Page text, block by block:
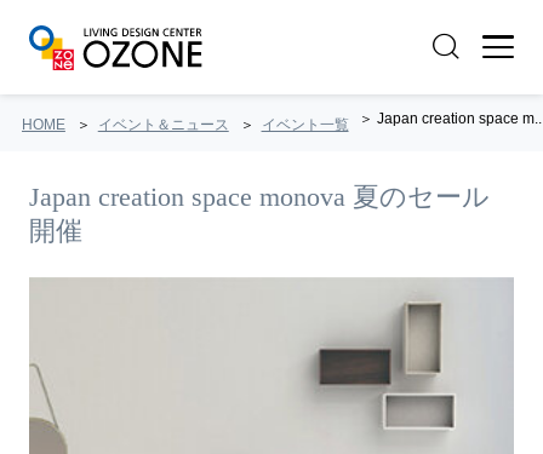
HOME イベント＆ニュース イベント一覧 Japan creation space
Japan creation space monova 夏のセール
開催